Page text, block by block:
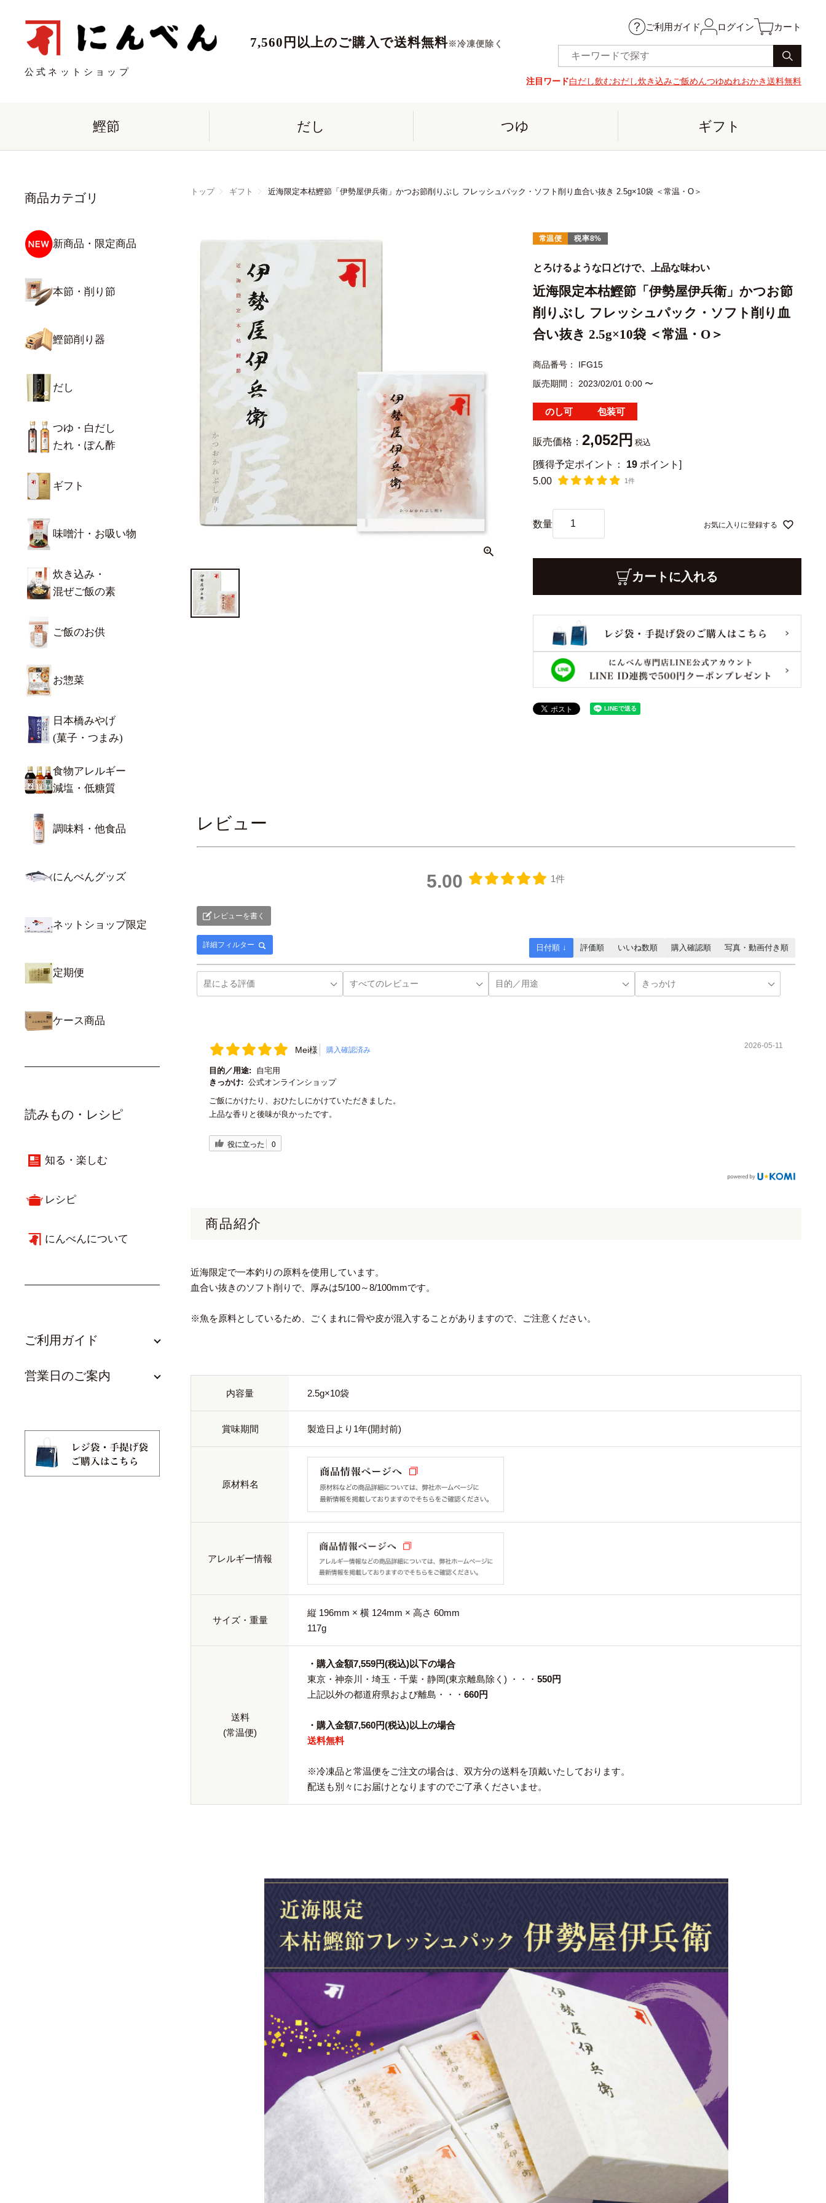
7,560円以上のご購入で送料無料※冷凍便除く
公式ネットショップ
ご利用ガイド ログイン カート
注目ワード白だし飲むおだし炊き込みご飯めんつゆぬれおかき送料無料
鰹節 だし つゆ ギフト
商品カテゴリ
新商品・限定商品
本節・削り節
鰹節削り器
だし
つゆ・白だし
たれ・ぽん酢
ギフト
味噌汁・お吸い物
炊き込み・
混ぜご飯の素
ご飯のお供
お惣菜
日本橋みやげ
(菓子・つまみ)
食物アレルギー
減塩・低糖質
調味料・他食品
にんべんグッズ
ネットショップ限定
定期便
ケース商品
読みもの・レシピ
知る・楽しむ
レシピ
にんべんについて
ご利用ガイド
営業日のご案内
トップ ギフト 近海限定本枯鰹節「伊勢屋伊兵衛」かつお節削りぶし フレッシュパック・ソフト削り血合い抜き 2.5g×10袋 ＜常温・O＞
常温便 税率8%
とろけるような口どけで、上品な味わい
近海限定本枯鰹節「伊勢屋伊兵衛」かつお節
削りぶし フレッシュパック・ソフト削り血
合い抜き 2.5g×10袋 ＜常温・O＞
商品番号
IFG15
販売期間
2023/02/01 0:00 〜
のし可 包装可
販売価格： 2,052 税込
[獲得予定ポイント： 19 ポイント]
5.00
1件
お気に入りに登録する
カートに入れる
レビュー
5.00 1件
レビューを書く
詳細フィルター 日付順 ↓ 評価順 いいね数順 購入確認順 写真・動画付き順
Mei様 購入確認済み 2026-05-11
目的／用途:
自宅用
きっかけ: 公式オンラインショップ
ご飯にかけたり、おひたしにかけていただきました。
上品な香りと後味が良かったです。
役に立った 0
商品紹介
近海限定で一本釣りの原料を使用しています。
血合い抜きのソフト削りで、厚みは5/100～8/100mmです。
※魚を原料としているため、ごくまれに骨や皮が混入することがありますので、ご注意ください。
内容量 2.5g×10袋
賞味期間 製造日より1年(開封前)
原材料名
アレルギー情報
サイズ・重量
縦 196mm × 横 124mm × 高さ 60mm
117g
送料
(常温便)
・購入金額7,559円(税込)以下の場合
東京・神奈川・埼玉・千葉・静岡(東京離島除く) ・・・ 550円
上記以外の都道府県および離島・・・ 660円
・購入金額7,560円(税込)以上の場合
送料無料
※冷凍品と常温便をご注文の場合は、双方分の送料を頂戴いたしております。
配送も別々にお届けとなりますのでご了承くださいませ。